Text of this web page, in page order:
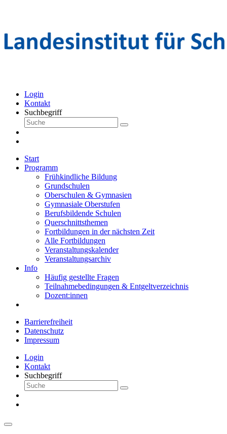
Login
Kontakt
Suchbegriff
Start
Programm
Frühkindliche Bildung
Grundschulen
Oberschulen & Gymnasien
Gymnasiale Oberstufen
Berufsbildende Schulen
Querschnittsthemen
Fortbildungen in der nächsten Zeit
Alle Fortbildungen
Veranstaltungskalender
Veranstaltungsarchiv
Info
Häufig gestellte Fragen
Teilnahmebedingungen & Entgeltverzeichnis
Dozent:innen
Barrierefreiheit
Datenschutz
Impressum
Login
Kontakt
Suchbegriff